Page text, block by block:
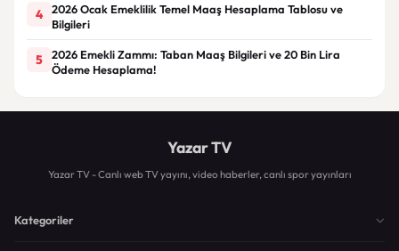
4
2026 Ocak Emeklilik Temel Maaş Hesaplama Tablosu ve
Bilgileri
5
2026 Emekli Zammı: Taban Maaş Bilgileri ve 20 Bin Lira
Ödeme Hesaplama!
Yazar TV
Yazar TV - Canlı web TV yayını, video haberler, canlı spor yayınları
Kategoriler